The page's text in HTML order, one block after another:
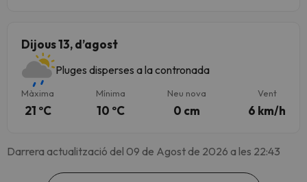
Dijous 13, d’agost
Pluges disperses a la contronada
Màxima
21 ºC
Mínima
10 ºC
Neu nova
0 cm
Vent
6 km/h
Darrera actualització del 09 de Agost de 2026 a les 22:43